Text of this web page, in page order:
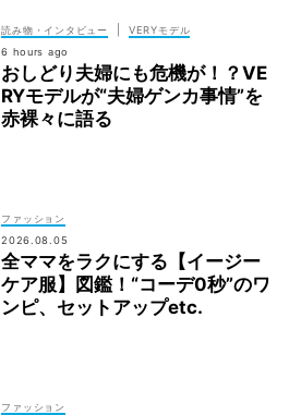
読み物・インタビュー
VERYモデル
6 hours ago
おしどり夫婦にも危機が！？VE
RYモデルが“夫婦ゲンカ事情”を
赤裸々に語る
ファッション
2026.08.05
全ママをラクにする【イージー
ケア服】図鑑！“コーデ0秒”のワ
ンピ、セットアップetc.
ファッション